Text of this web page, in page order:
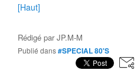
[Haut]
Rédigé parJP.M-M
Publié dans#SPECIAL 80'S